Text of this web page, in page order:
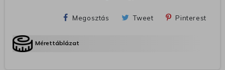
Megosztás Tweet Pinterest
Mérettáblázat